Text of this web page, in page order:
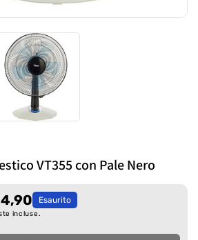
VT355 con Pale Nero
Esaurito
incluse.